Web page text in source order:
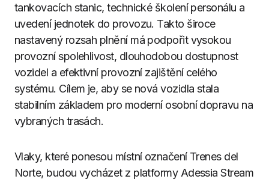
tankovacích stanic, technické školení personálu a
uvedení jednotek do provozu. Takto široce
nastavený rozsah plnění má podpořit vysokou
provozní spolehlivost, dlouhodobou dostupnost
vozidel a efektivní provozní zajištění celého
systému. Cílem je, aby se nová vozidla stala
stabilním základem pro moderní osobní dopravu na
vybraných trasách.
Vlaky, které ponesou místní označení Trenes del
Norte, budou vycházet z platformy Adessia Stream